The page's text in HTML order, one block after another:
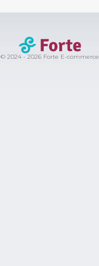
© 2024 - 2026 Forte E-commerce